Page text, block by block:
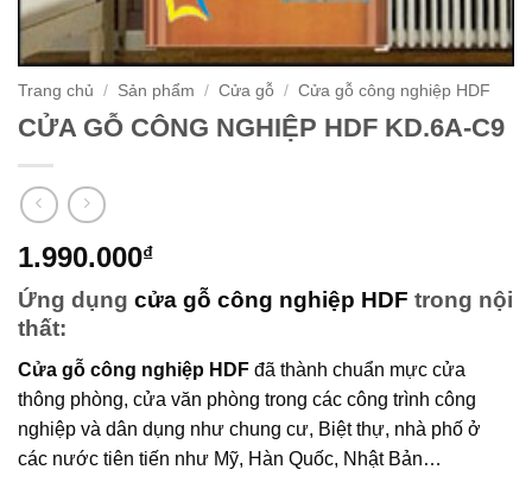
Trang chủ / Sản phẩm / Cửa gỗ / Cửa gỗ công nghiệp HDF
CỬA GỖ CÔNG NGHIỆP HDF KD.6A-C9
1.990.000₫
Ứng dụng cửa gỗ công nghiệp HDF trong nội
thất:
Cửa gỗ công nghiệp HDF đã thành chuẩn mực cửa
thông phòng, cửa văn phòng trong các công trình công
nghiệp và dân dụng như chung cư, Biệt thự, nhà phố ở
các nước tiên tiến như Mỹ, Hàn Quốc, Nhật Bản…